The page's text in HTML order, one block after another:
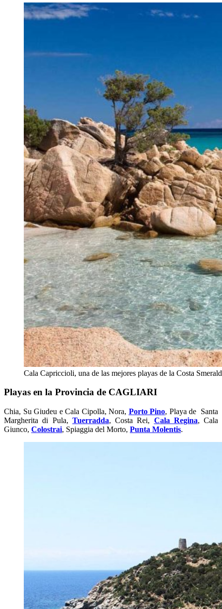
Cala Capriccioli, una de las mejores playas de la Costa
Playas en la Provincia de CAGLIARI
Chia, Su Giudeu e Cala Cipolla, Nora, Porto Pino, Playa de Santa
Margherita di Pula, Tuerradda, Costa Rei, Cala Regina, Cala
Giunco, Colostrai, Spiaggia del Morto, Punta Molentis.